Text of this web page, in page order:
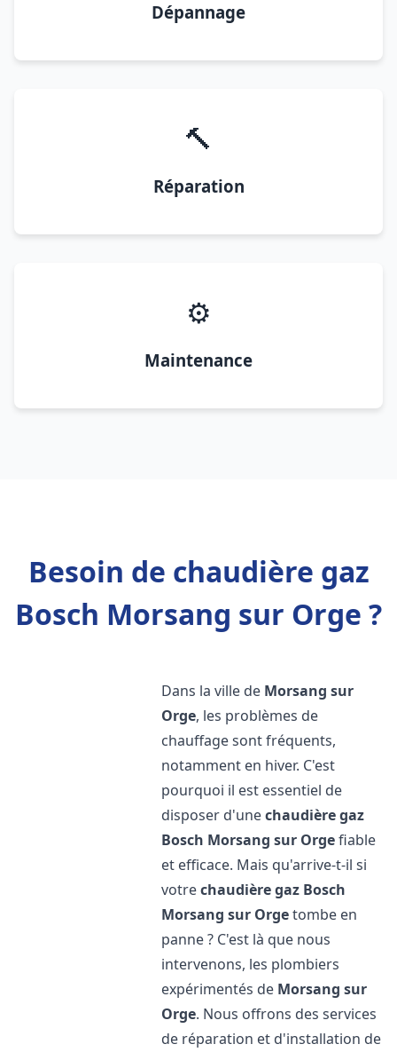
Dépannage
🔨
Réparation
⚙️
Maintenance
Besoin de chaudière gaz
Bosch Morsang sur Orge ?
Dans la ville de Morsang sur
Orge, les problèmes de
chauffage sont fréquents,
notamment en hiver. C'est
pourquoi il est essentiel de
disposer d'unechaudière gaz
Bosch Morsang sur Orgefiable
et efficace. Mais qu'arrive-t-il si
votrechaudière gaz Bosch
Morsang sur Orgetombe en
panne ? C'est là que nous
intervenons, les plombiers
expérimentés de Morsang sur
Orge. Nous offrons des services
de réparation et d'installation de